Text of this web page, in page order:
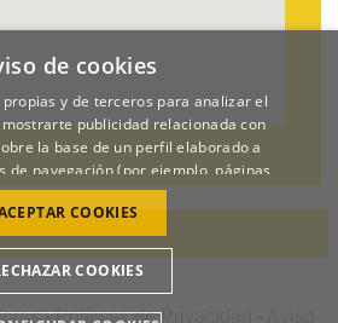
-Políticas de Privacidad -
de cookies
y de terceros para analizar el
publicidad relacionada con
la base de un perfil elaborado a
de navegación (por ejemplo, páginas
POLÍTICA DE COOKIES
COOKIES
COOKIES